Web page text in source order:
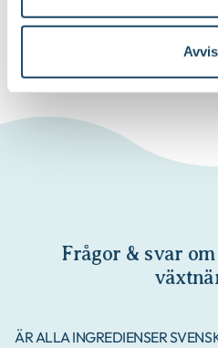
Till
Frågor & svar
ÄR ALLA INGREDIENSER